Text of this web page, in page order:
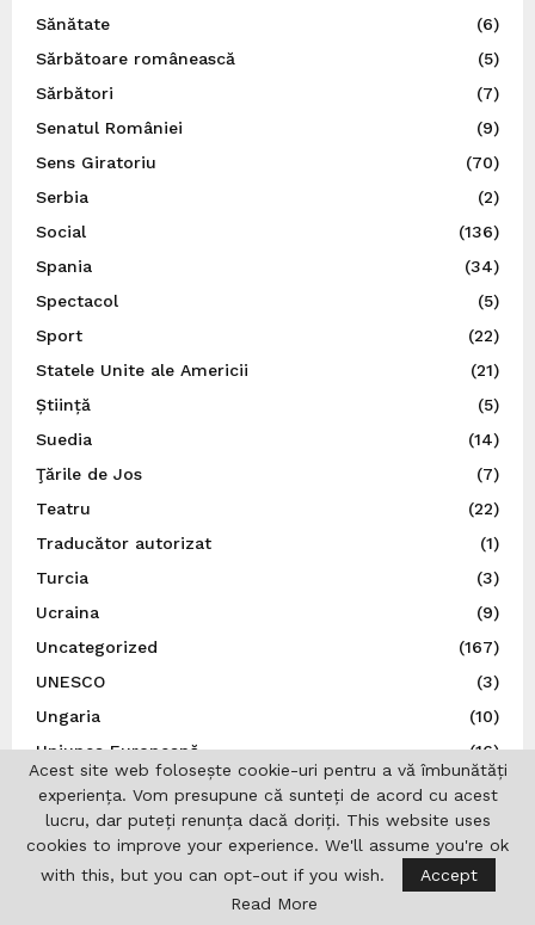
Sănătate
(6)
Sărbătoare românească
(5)
Sărbători
(7)
Senatul României
(9)
Sens Giratoriu
(70)
Serbia
(2)
Social
(136)
Spania
(34)
Spectacol
(5)
Sport
(22)
Statele Unite ale Americii
(21)
Știință
(5)
Suedia
(14)
Ţările de Jos
(7)
Teatru
(22)
Traducător autorizat
(1)
Turcia
(3)
Ucraina
(9)
Uncategorized
(167)
UNESCO
(3)
Ungaria
(10)
Uniunea Europeană
(16)
Uniunea Ziariștilor Profesioniști din România
Acest site web folosește cookie-uri pentru a vă îmbunătăți
experiența. Vom presupune că sunteți de acord cu acest
lucru, dar puteți renunța dacă doriți. This website uses
cookies to improve your experience. We'll assume you're ok
with this, but you can opt-out if you wish.
Accept
Read More